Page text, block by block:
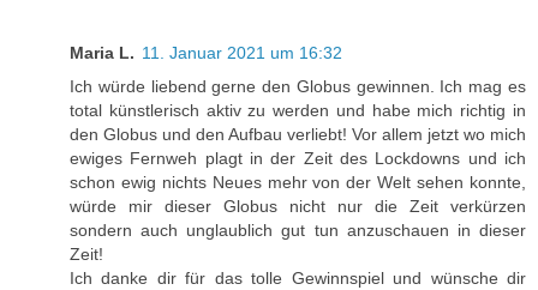
Maria L. 11. Januar 2021 um 16:32
Ich würde liebend gerne den Globus gewinnen. Ich mag es
total künstlerisch aktiv zu werden und habe mich richtig in
den Globus und den Aufbau verliebt! Vor allem jetzt wo mich
ewiges Fernweh plagt in der Zeit des Lockdowns und ich
schon ewig nichts Neues mehr von der Welt sehen konnte,
würde mir dieser Globus nicht nur die Zeit verkürzen
sondern auch unglaublich gut tun anzuschauen in dieser
Zeit!
Ich danke dir für das tolle Gewinnspiel und wünsche dir